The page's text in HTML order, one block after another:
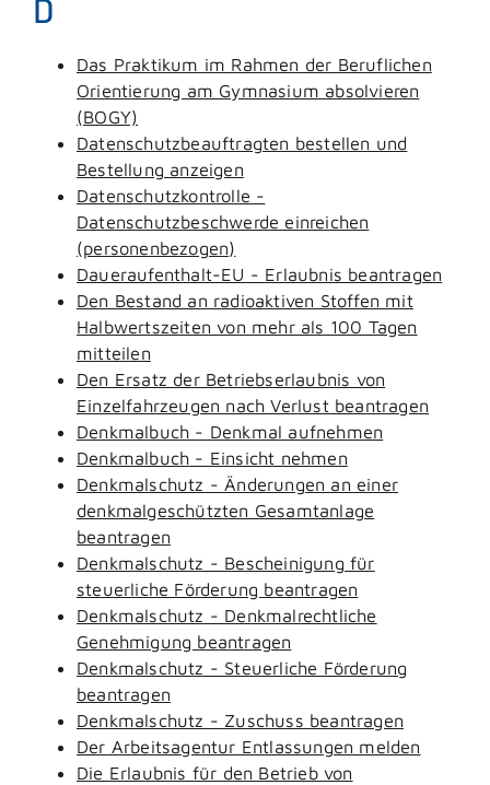
D
Das Praktikum im Rahmen der Beruflichen
Orientierung am Gymnasium absolvieren
(BOGY)
Datenschutzbeauftragten bestellen und
Bestellung anzeigen
Datenschutzkontrolle -
Datenschutzbeschwerde einreichen
(personenbezogen)
Daueraufenthalt-EU - Erlaubnis beantragen
Den Bestand an radioaktiven Stoffen mit
Halbwertszeiten von mehr als 100 Tagen
mitteilen
Den Ersatz der Betriebserlaubnis von
Einzelfahrzeugen nach Verlust beantragen
Denkmalbuch - Denkmal aufnehmen
Denkmalbuch - Einsicht nehmen
Denkmalschutz - Änderungen an einer
denkmalgeschützten Gesamtanlage
beantragen
Denkmalschutz - Bescheinigung für
steuerliche Förderung beantragen
Denkmalschutz - Denkmalrechtliche
Genehmigung beantragen
Denkmalschutz - Steuerliche Förderung
beantragen
Denkmalschutz - Zuschuss beantragen
Der Arbeitsagentur Entlassungen melden
Die Erlaubnis für den Betrieb von